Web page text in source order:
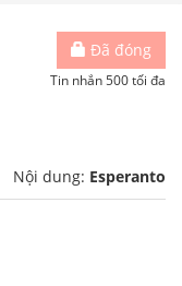
Đã đóng
Tin nhắn 500 tối đa
Nội dung: Esperanto